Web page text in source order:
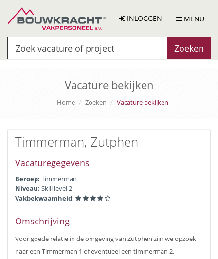
Zoeken
INLOGGEN MENU
Vacature bekijken
Home Zoeken Vacature bekijken
Timmerman, Zutphen
Vacaturegegevens
Beroep: Timmerman
Niveau: Skill level 2
Vakbekwaamheid:
Omschrijving
Voor goede relatie in de omgeving van Zutphen zijn we opzoek
naar een Timmerman 1 of eventueel een timmerman 2.